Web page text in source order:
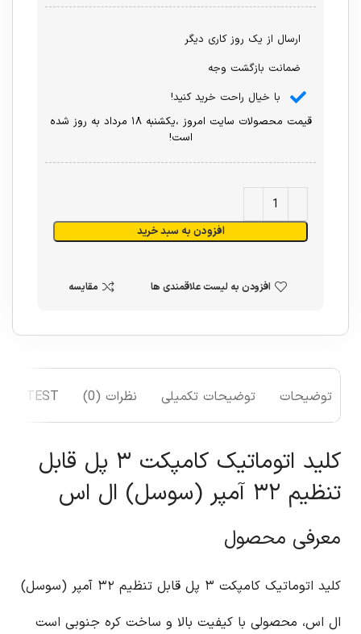
ارسال از یک روز کاری دیگر
ضمانت بازگشت وجه
با خیال راحت خرید کنید!
قیمت محصولات سایت امروز ،یکشنبه ۱۸ مرداد به روز شده
است!
افزودن به سبد خرید
افزودن به لیست علاقمندی ها مقایسه
توضیحات توضیحات تکمیلی نظرات (0) TEST
کلید اتوماتیک کامپکت ۳ پل قابل
تنظیم ۳۲ آمپر (سوسل) ال اس
معرفی محصول
کلید اتوماتیک کامپکت ۳ پل قابل تنظیم ۳۲ آمپر (سوسل)
ال اس، محصولی با کیفیت بالا و ساخت کره جنوبی است